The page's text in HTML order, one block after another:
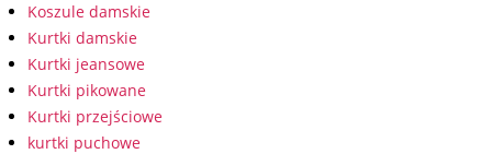
Koszule damskie
Kurtki damskie
Kurtki jeansowe
Kurtki pikowane
Kurtki przejściowe
kurtki puchowe